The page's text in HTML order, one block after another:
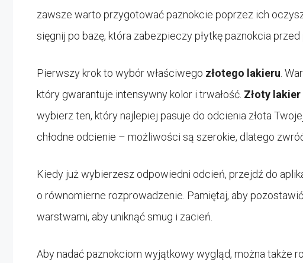
zawsze warto przygotować paznokcie poprzez ich
sięgnij po bazę, która zabezpieczy płytkę paznokcia
Pierwszy krok to wybór właściwego złotego lakieru .
który gwarantuje intensywny kolor i trwałość. Złoty
wybierz ten, który najlepiej pasuje do odcienia złota
chłodne odcienie – możliwości są szerokie, dlatego
Kiedy już wybierzesz odpowiedni odcień, przejdź do
o równomierne rozprowadzenie. Pamiętaj, aby
warstwami, aby uniknąć smug i zacień.
Aby nadać paznokciom wyjątkowy wygląd, można także